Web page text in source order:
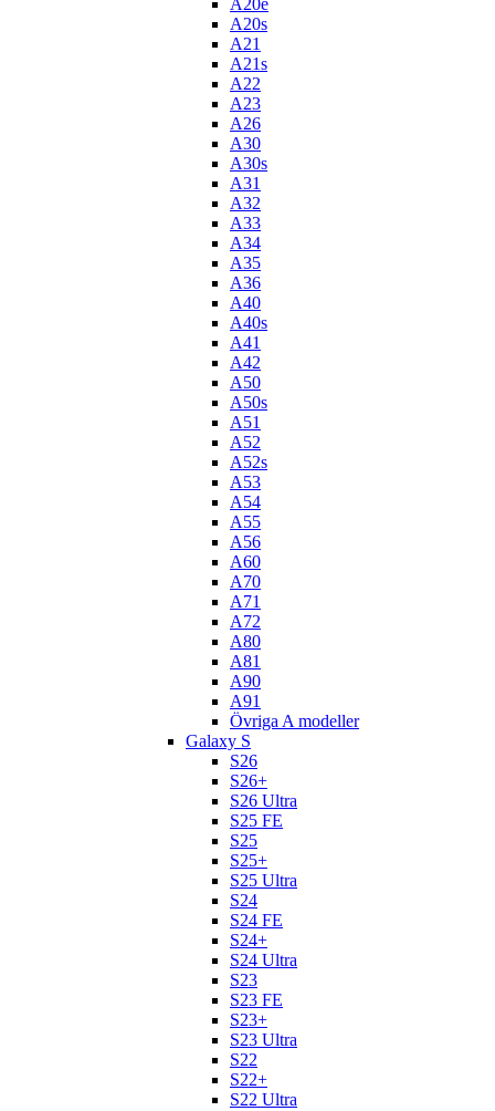
A20e
A20s
A21
A21s
A22
A23
A26
A30
A30s
A31
A32
A33
A34
A35
A36
A40
A40s
A41
A42
A50
A50s
A51
A52
A52s
A53
A54
A55
A56
A60
A70
A71
A72
A80
A81
A90
A91
Övriga A modeller
Galaxy S
S26
S26+
S26 Ultra
S25 FE
S25
S25+
S25 Ultra
S24
S24 FE
S24+
S24 Ultra
S23
S23 FE
S23+
S23 Ultra
S22
S22+
S22 Ultra